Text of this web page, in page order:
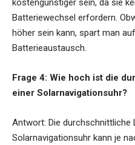
kostengünstiger sein, da sie
Batteriewechsel erfordern.
höher sein kann, spart man
Batterieaustausch.
Frage 4: Wie hoch ist die
einer Solarnavigationsuhr?
Antwort: Die durchschnittliche
Solarnavigationsuhr kann je